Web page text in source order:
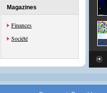
Magazines
Finances
Société